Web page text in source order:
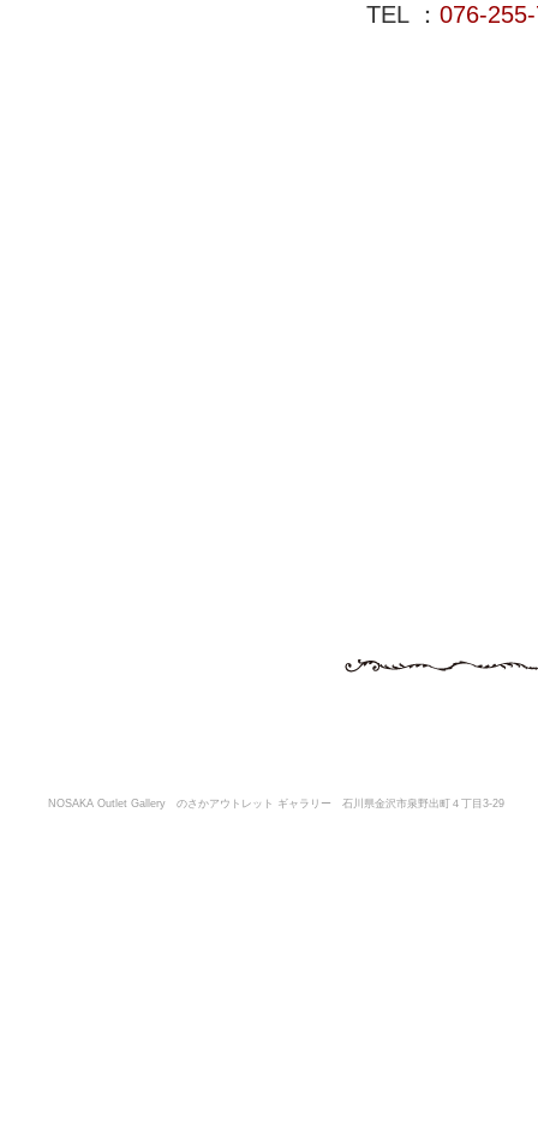
TEL ： 076-
NOSAKA Outlet Gallery のさかアウトレット ギャラリー 石川県金沢市泉野出町４丁目3-29